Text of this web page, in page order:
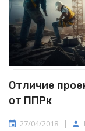
Отличие
от ППРк
27/04/2018 |